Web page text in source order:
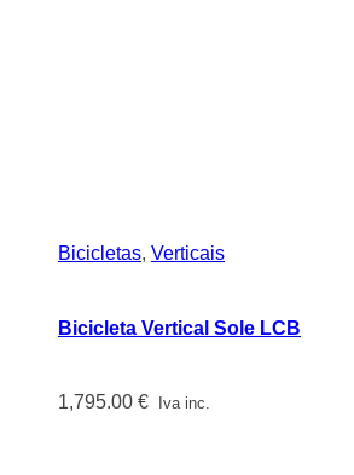
Bicicletas, Verticais
Bicicleta Vertical Sole LCB
1,795.00 € Iva inc.